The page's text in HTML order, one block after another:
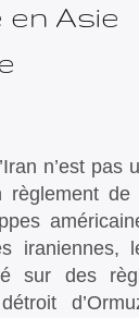
en Asie
n’est pas
règlement
iraniennes,
sur des